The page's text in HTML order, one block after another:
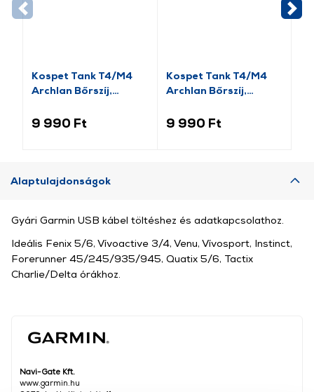
Kospet Tank T4/M4
Archlan Bőrszíj,
9 990 Ft
Kospet Tank T4/M4
Archlan Bőrszíj,
9 990 Ft
Alaptulajdonságok
Navi-Gate Kft.
www.garmin.hu
Gyári Garmin USB kábel töltéshez és adatkapcsolathoz.
Ideális Fenix 5/6, Vívoactive 3/4, Venu, Vívosport, Instinct,
Forerunner 45/245/935/945, Quatix 5/6, Tactix
Charlie/Delta órákhoz.